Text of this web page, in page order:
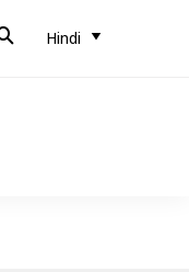
Hindi